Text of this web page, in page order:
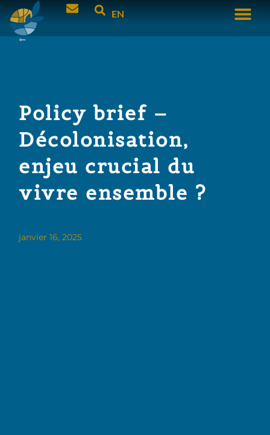
EN
Policy brief –
Décolonisation,
enjeu crucial du
vivre ensemble ?
janvier 16, 2025